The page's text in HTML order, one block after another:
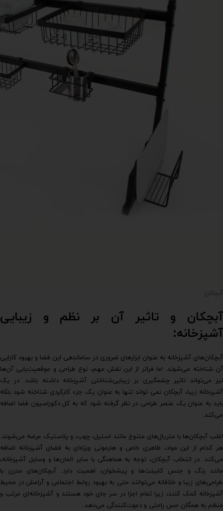
آبچکان
آبچکان و تاثیر آن بر نظم و زیبایی
آشپزخانه:
آبچکان‌های آشپزخانه به عنوان ابزارهای ضروری در ساماندهی این فضا و بهبود کارایی
آن شناخته می‌شوند. اما فراتر از این نقش مهم، نوع طراحی و موقعیت‌یابی آن‌ها
نیز می‌تواند تاثیر چشمگیری بر زیبایی‌شناختی آشپزخانه داشته باشد. در یک
آشپزخانه زیبا، آبچکان نمی تواند تنها به عنوان یک جزء کارکردی شناخته شود بلکه
باید به عنوان یک عنصر طراحی در نظر گرفته شود که به کل دکوراسیون فضا اضافه
می‌کند.
اغلب آبچکان‌ها با متریال‌های متنوع مانند استیل، چوب، و پلاستیک عرضه می‌شوند.
هر کدام از این مواد، ظاهری خاص و هارمونی ویژه‌ای به فضای آشپزخانه اضافه
می‌کند. در انتخاب آبچکان، توجه به هماهنگی با سایر المان‌ها و وسایل آشپزخانه،
مانند رنگ و جنس کابینت‌ها و پیشخوان، اهمیت دارد. آبچکان‌های مدرن با
طراحی‌های زیبا و خلاقانه می‌توانند حتی به بهبود روابط اجتماعی و آرامش در محیط
آشپزخانه کمک کنند، زیرا تمام اجزا در سر جای خود هستند و آشپزخانه‌ای مرتب و
منظم به همگان حس راحتی و دعوت‌کنندگی می‌دهد.